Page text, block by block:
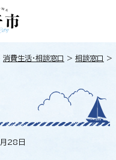
消費生活・相談窓口 > 相談窓口 >
28日